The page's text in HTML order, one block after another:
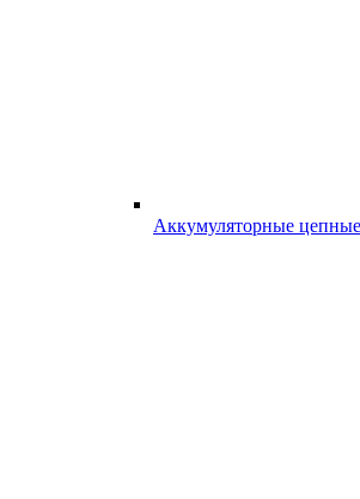
Аккумуляторные